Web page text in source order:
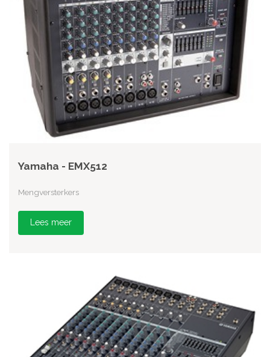
Yamaha - EMX512
Mengversterkers
Lees meer